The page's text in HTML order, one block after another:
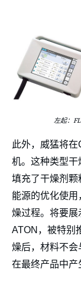
左起：
此外，威猛将
机。这种类型干
填充了干燥剂
能源的优化使
燥过程。将要展
ATON，被特别
燥后，材料不会
在最终产品中产